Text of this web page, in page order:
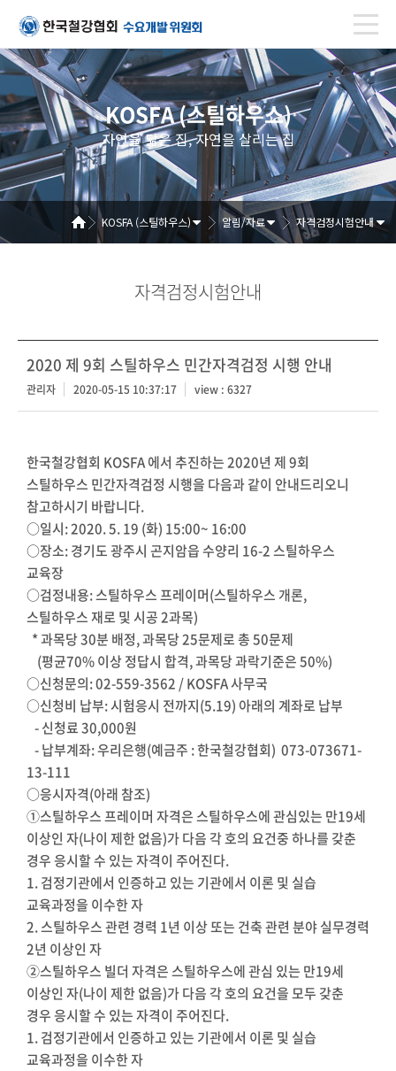
KOSFA (스틸하우스)
자연을 닮은 집, 자연을 살리는 집
KOSFA (스틸하우스) 알림/자료 자격검정시험안내
자격검정시험안내
2020 제 9회 스틸하우스 민간자격검정 시행 안내
관리자 2020-05-15 10:37:17 view : 6327
한국철강협회 KOSFA 에서 추진하는 2020년 제 9회
스틸하우스 민간자격검정 시행을 다음과 같이 안내드리오니
참고하시기 바랍니다.
○일시: 2020. 5. 19 (화) 15:00~ 16:00
○장소: 경기도 광주시 곤지암읍 수양리 16-2 스틸하우스
교육장
○검정내용: 스틸하우스 프레이머(스틸하우스 개론,
스틸하우스 재로 및 시공 2과목)
* 과목당 30분 배정, 과목당 25문제로 총 50문제
(평균70% 이상 정답시 합격, 과목당 과락기준은 50%)
○신청문의: 02-559-3562 / KOSFA 사무국
○신청비 납부: 시험응시 전까지(5.19) 아래의 계좌로 납부
- 신청료 30,000원
- 납부계좌: 우리은행(예금주 : 한국철강협회) 073-073671-
13-111
○응시자격(아래 참조)
①스틸하우스 프레이머 자격은 스틸하우스에 관심있는 만19세
이상인 자(나이 제한 없음)가 다음 각 호의 요건중 하나를 갖춘
경우 응시할 수 있는 자격이 주어진다.
1. 검정기관에서 인증하고 있는 기관에서 이론 및 실습
교육과정을 이수한 자
2. 스틸하우스 관련 경력 1년 이상 또는 건축 관련 분야 실무경력
2년 이상인 자
②스틸하우스 빌더 자격은 스틸하우스에 관심 있는 만19세
이상인 자(나이 제한 없음)가 다음 각 호의 요건을 모두 갖춘
경우 응시할 수 있는 자격이 주어진다.
1. 검정기관에서 인증하고 있는 기관에서 이론 및 실습
교육과정을 이수한 자